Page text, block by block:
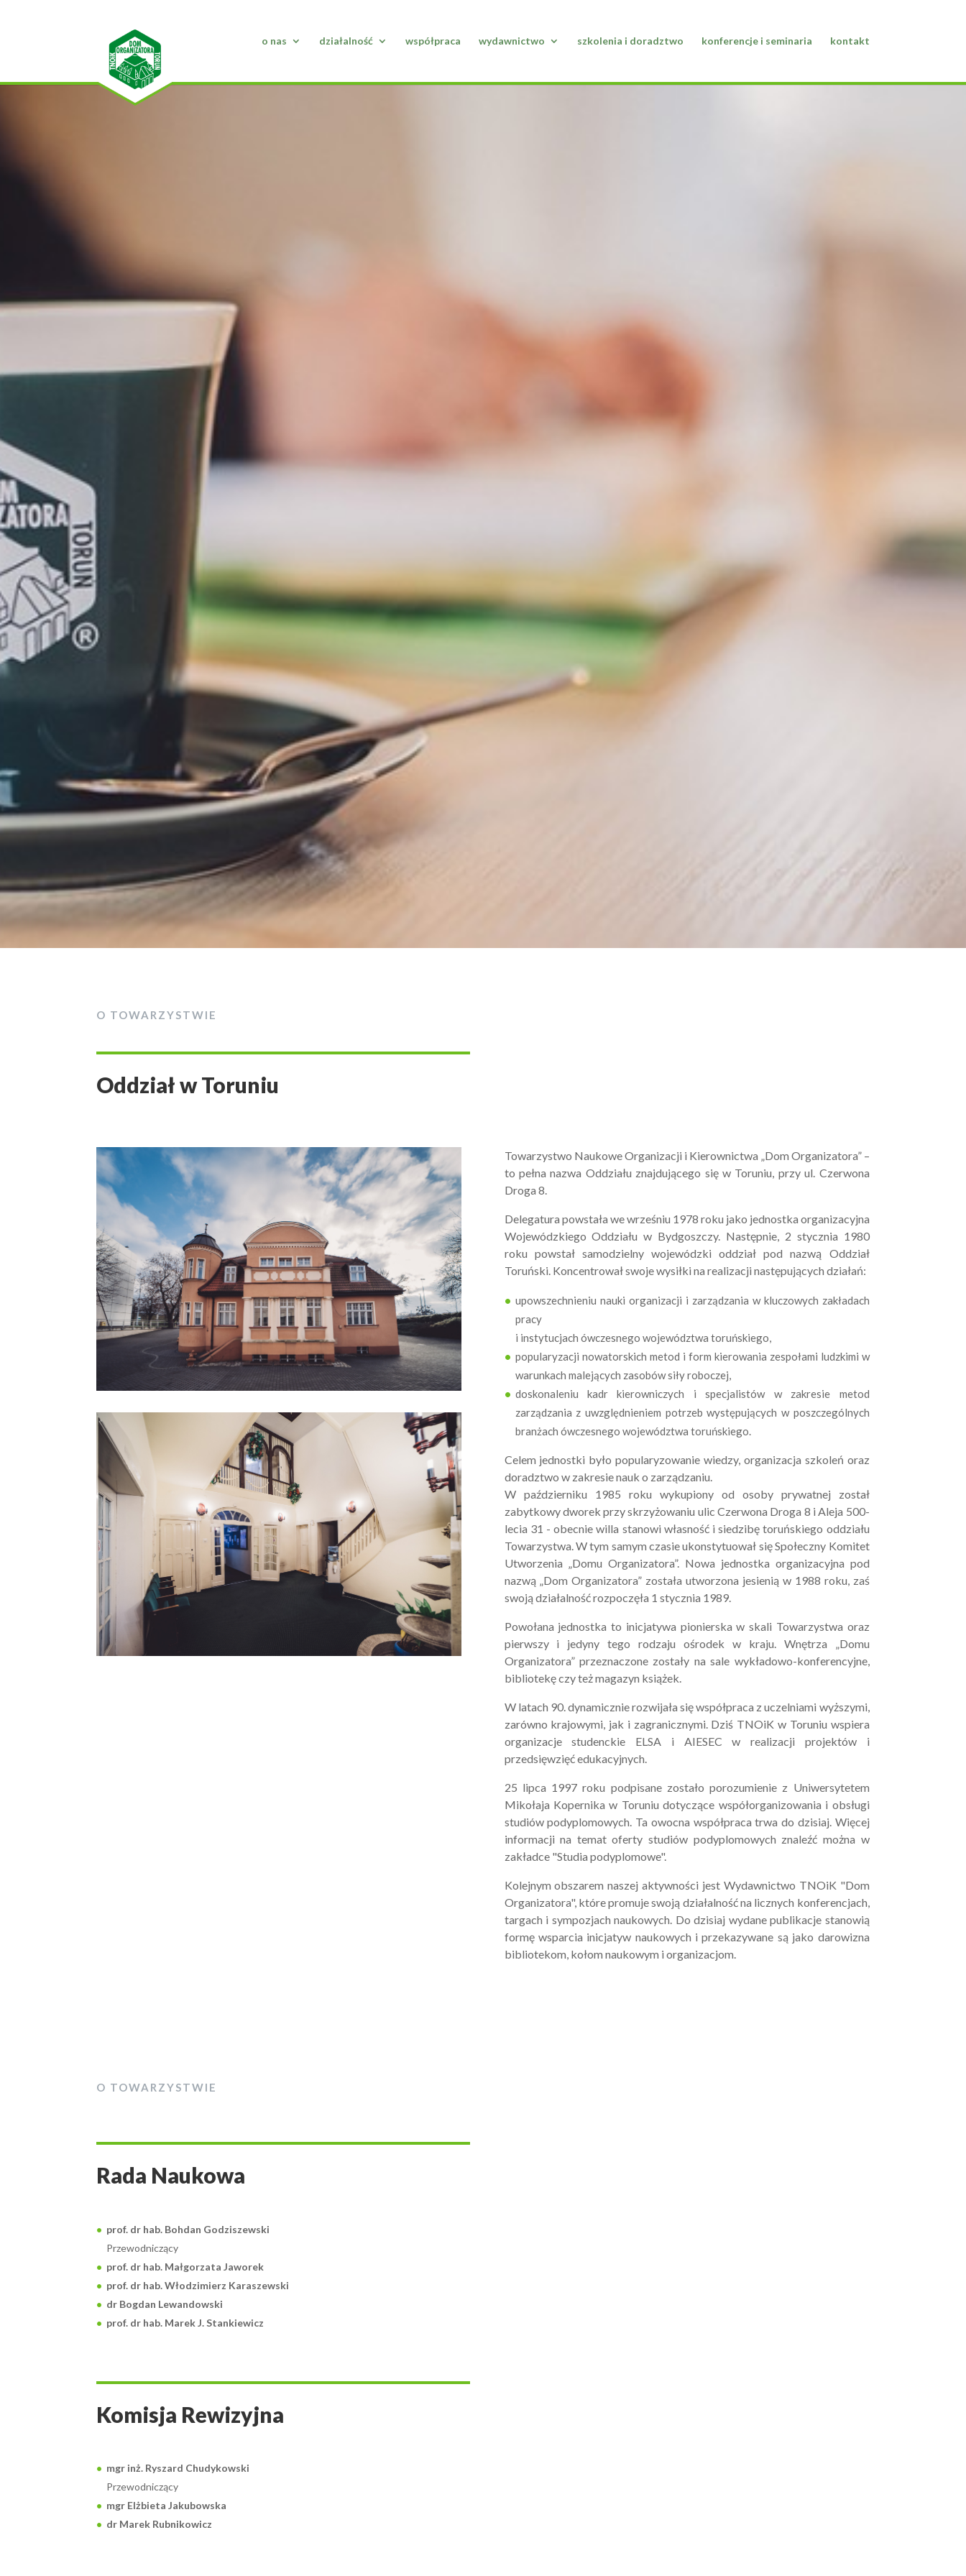
o nas działalność współpraca wydawnictwo szkolenia i doradztwo konferencje i seminaria kontakt
O TOWARZYSTWIE
Oddział w Toruniu
Towarzystwo Naukowe Organizacji i Kierownictwa „Dom Organizatora” –
to pełna nazwa Oddziału znajdującego się w Toruniu, przy ul. Czerwona
Droga 8.
Delegatura powstała we wrześniu 1978 roku jako jednostka organizacyjna
Wojewódzkiego Oddziału w Bydgoszczy. Następnie, 2 stycznia 1980
roku powstał samodzielny wojewódzki oddział pod nazwą Oddział
Toruński. Koncentrował swoje wysiłki na realizacji następujących działań:
upowszechnieniu nauki organizacji i zarządzania w kluczowych zakładach
pracy
i instytucjach ówczesnego województwa toruńskiego,
popularyzacji nowatorskich metod i form kierowania zespołami ludzkimi w
warunkach malejących zasobów siły roboczej,
doskonaleniu kadr kierowniczych i specjalistów w zakresie metod
zarządzania z uwzględnieniem potrzeb występujących w poszczególnych
branżach ówczesnego województwa toruńskiego.
Celem jednostki było popularyzowanie wiedzy, organizacja szkoleń oraz
doradztwo w zakresie nauk o zarządzaniu.
W październiku 1985 roku wykupiony od osoby prywatnej został
zabytkowy dworek przy skrzyżowaniu ulic Czerwona Droga 8 i Aleja 500-
lecia 31 - obecnie willa stanowi własność i siedzibę toruńskiego oddziału
Towarzystwa. W tym samym czasie ukonstytuował się Społeczny Komitet
Utworzenia „Domu Organizatora”. Nowa jednostka organizacyjna pod
nazwą „Dom Organizatora” została utworzona jesienią w 1988 roku, zaś
swoją działalność rozpoczęła 1 stycznia 1989.
Powołana jednostka to inicjatywa pionierska w skali Towarzystwa oraz
pierwszy i jedyny tego rodzaju ośrodek w kraju. Wnętrza „Domu
Organizatora” przeznaczone zostały na sale wykładowo-konferencyjne,
bibliotekę czy też magazyn książek.
W latach 90. dynamicznie rozwijała się współpraca z uczelniami wyższymi,
zarówno krajowymi, jak i zagranicznymi. Dziś TNOiK w Toruniu wspiera
organizacje studenckie ELSA i AIESEC w realizacji projektów i
przedsięwzięć edukacyjnych.
25 lipca 1997 roku podpisane zostało porozumienie z Uniwersytetem
Mikołaja Kopernika w Toruniu dotyczące współorganizowania i obsługi
studiów podyplomowych. Ta owocna współpraca trwa do dzisiaj. Więcej
informacji na temat oferty studiów podyplomowych znaleźć można w
zakładce "Studia podyplomowe".
Kolejnym obszarem naszej aktywności jest Wydawnictwo TNOiK "Dom
Organizatora", które promuje swoją działalność na licznych konferencjach,
targach i sympozjach naukowych. Do dzisiaj wydane publikacje stanowią
formę wsparcia inicjatyw naukowych i przekazywane są jako darowizna
bibliotekom, kołom naukowym i organizacjom.
O TOWARZYSTWIE
Rada Naukowa
prof. dr hab. Bohdan Godziszewski
Przewodniczący
prof. dr hab. Małgorzata Jaworek
prof. dr hab. Włodzimierz Karaszewski
dr Bogdan Lewandowski
prof. dr hab. Marek J. Stankiewicz
Komisja Rewizyjna
mgr inż. Ryszard Chudykowski
Przewodniczący
mgr Elżbieta Jakubowska
dr Marek Rubnikowicz